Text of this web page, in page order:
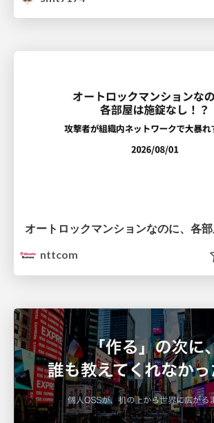
nttcom